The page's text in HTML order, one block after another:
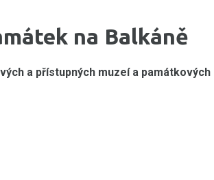
na Balkáně
a přístupných muzeí a památkových